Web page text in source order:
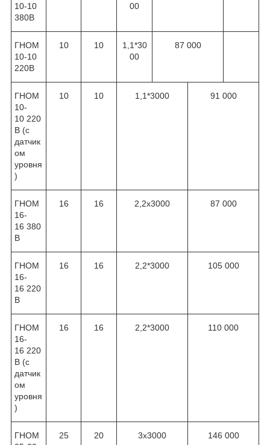
10-10
380В
00
ГНОМ
10-10
220В
10 10
1,1*30
00
87 000
ГНОМ
10-
10 220
В (с
датчик
ом
уровня
)
10 10 1,1*3000 91 000
ГНОМ
16-
16 380
В
16 16 2,2x3000 87 000
ГНОМ
16-
16 220
В
16 16 2,2*3000 105 000
ГНОМ
16-
16 220
В (с
датчик
ом
уровня
)
16 16 2,2*3000 110 000
ГНОМ
25 20 3x3000 146 000